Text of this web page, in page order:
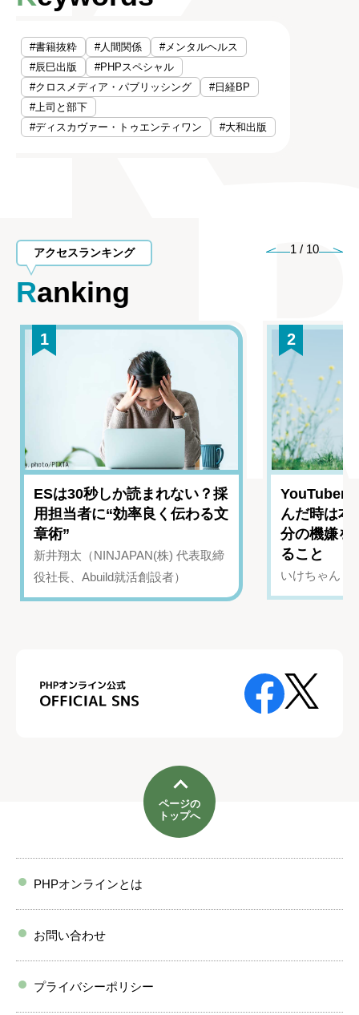
#書籍抜粋 #人間関係
#メンタルヘルス
#辰巳出版
#PHPスペシャル
#クロスメディア・パブリッシング
#日経BP
#上司と部下
#ディスカヴァー・トゥエンティワン
#大和出版
アクセスランキング
Ranking
1 / 10
1
ESは30秒しか読まれない？採
用担当者に“効率良く伝わる文
章術”
新井翔太（NINJAPAN(株) 代表取締
役社長、Abuild就活創設者）
2
YouTuber
んだ時は
分の機嫌を
ること
いけちゃん（
ページの
トップへ
PHPオンラインとは
お問い合わせ
プライバシーポリシー